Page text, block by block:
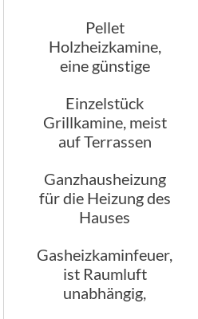
Pellet
Holzheizkamine,
eine günstige
Einzelstück
Grillkamine, meist
auf Terrassen
Ganzhausheizung
für die Heizung des
Hauses
Gasheizkaminfeuer,
ist Raumluft
unabhängig,